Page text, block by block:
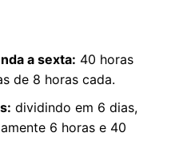
a sexta: 40 horas
de 8 horas cada.
dividindo em 6 dias,
6 horas e 40